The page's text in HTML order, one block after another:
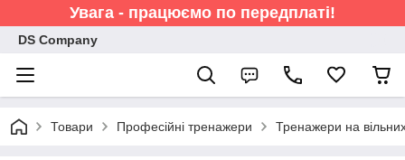
Увага - працюємо по передплаті!
DS Company
Товари Професійні тренажери Тренажери на